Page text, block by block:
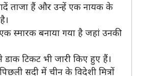
ताजा हैं और उन्हें एक नायक के
स्मारक बनाया गया है जहां उनकी
टिकट भी जारी किए हुए हैं।
सदी में चीन के विदेशी मित्रों